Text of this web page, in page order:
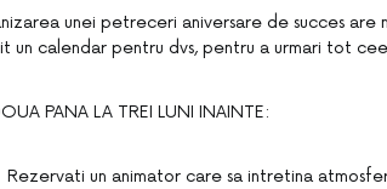
unei petreceri aniversare de succes are
un calendar pentru dvs, pentru a urmari tot
PANA LA TREI LUNI INAINTE:
Rezervati un animator care sa intretina